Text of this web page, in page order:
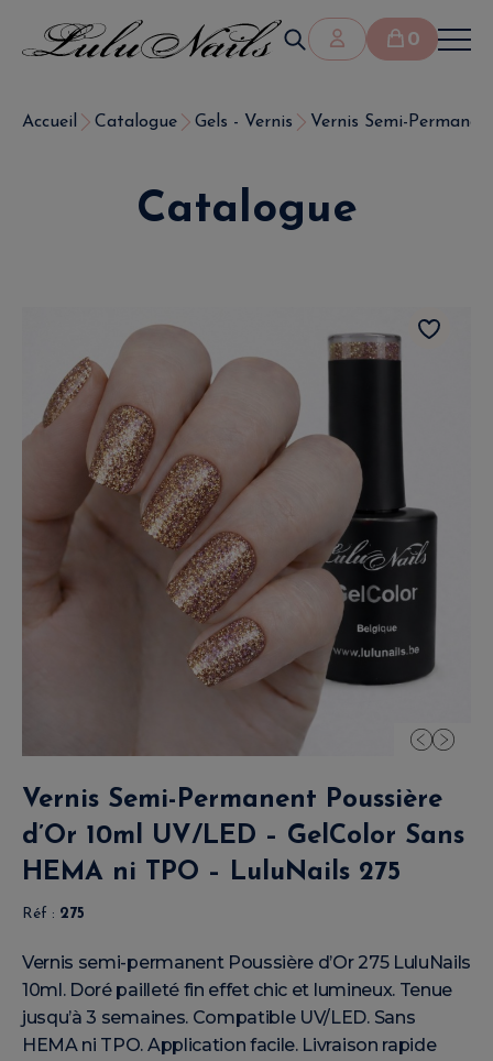
0
Accueil Catalogue Gels - Vernis Vernis Semi-
Catalogue
Vernis Semi-Permanent Poussière
d’Or 10ml UV/LED – GelColor Sans
HEMA ni TPO – LuluNails 275
Réf : 275
Vernis semi-permanent Poussière d’Or 275 LuluNails
10ml. Doré pailleté fin effet chic et lumineux. Tenue
jusqu’à 3 semaines. Compatible UV/LED. Sans
HEMA ni TPO. Application facile. Livraison rapide